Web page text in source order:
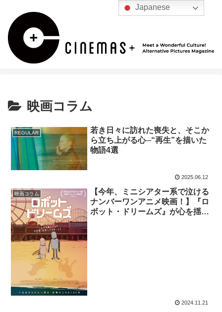
映画コラム
REGULAR
若き日々に訪れた喪失と、そこか
ら立ち上がる心─“再生”を描いた
物語4選
2025.06.12
映画コラム
【今年、ミニシアター系で泣ける
ナンバーワンアニメ映画！】『ロ
ボット・ドリームズ』が心を揺さ
2024.11.21
Japanese